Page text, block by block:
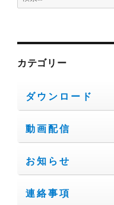
索:
カテゴリー
ダウンロード
動画配信
お知らせ
連絡事項